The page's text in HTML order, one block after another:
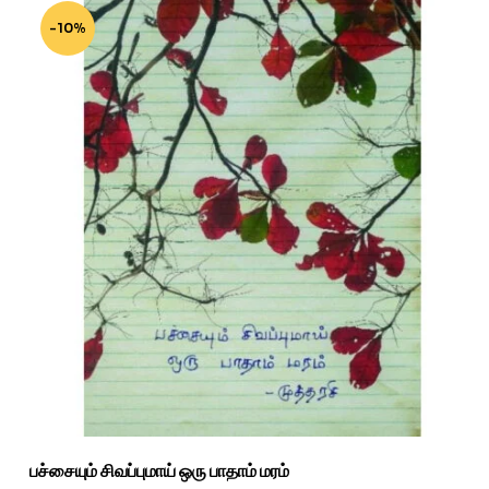
-10%
பச்சையும் சிவப்புமாய் ஒரு பாதாம் மரம்